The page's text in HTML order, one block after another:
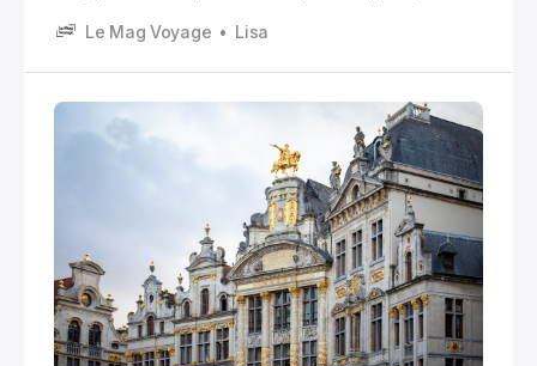
flamandes et wallonnes : voici le guide pour choisir
Le Mag Voyage Lisa